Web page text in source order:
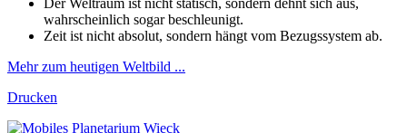
wahrscheinlich sogar beschleunigt.
Zeit ist nicht absolut, sondern hängt vom Bezugssystem ab.
Mehr zum heutigen Weltbild ...
Drucken